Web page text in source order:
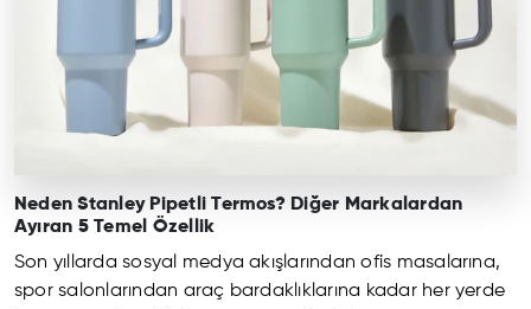
Neden Stanley Pipetli Termos? Diğer Markalardan
Ayıran 5 Temel Özellik
Son yıllarda sosyal medya akışlarından ofis masalarına,
spor salonlarından araç bardaklıklarına kadar her yerde